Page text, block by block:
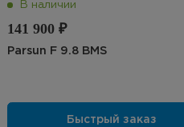
141 900 ₽
Parsun F 9.8 BMS